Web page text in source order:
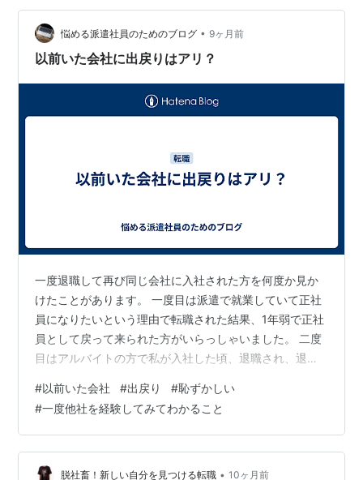
ます。 10年住んでいるだけで違いに気づくくらいですか
ら生まれてからずっと東京や大阪に住んでいる人にはも
う別の町と感じるくらいには人も景色も変わっているよ
悩める派遣社員のためのブログ • 9ヶ月前
以前いた会社に出戻りはアリ？
一度退職して再び同じ会社に入社された方を何度か見か
けたことがあります。 一度目は派遣で就業していて正社
員になりたいという理由で転職された結果、1年弱で正社
員として戻って来られた方がいらっしゃいました。 二度
目はアルバイトの方で私が入社した頃、退職され、退職
来て欲しいという理由で戻って来られた方がいらっしゃ
いました。 正直、いずれも私としてはあまり良いイメー
ジなかったです。 本人の性格によるので一概には言えま
せんが、当時からいたメンバーとしかコミュニケーショ
ン取らないとか、先輩面しているのか、当時いなかった
#以前いた会社 #出戻り #恥ずかしい
#一度他社を経験してみてわかること
脱社畜！新しい自分を見つける転職 • 10ヶ月前